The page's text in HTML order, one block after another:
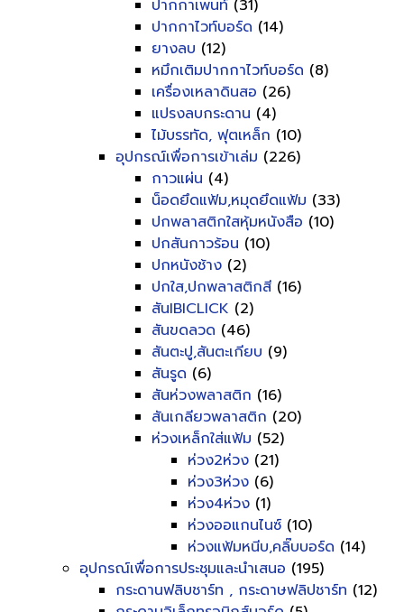
ปากกาเพนท์ (31)
ปากกาไวท์บอร์ด (14)
ยางลบ (12)
หมึกเติมปากกาไวท์บอร์ด (8)
เครื่องเหลาดินสอ (26)
แปรงลบกระดาน (4)
ไม้บรรทัด, ฟุตเหล็ก (10)
อุปกรณ์เพื่อการเข้าเล่ม (226)
กาวแผ่น (4)
น็อดยึดแฟ้ม,หมุดยึดแฟ้ม (33)
ปกพลาสติกใสหุ้มหนังสือ (10)
ปกสันกาวร้อน (10)
ปกหนังช้าง (2)
ปกใส,ปกพลาสติกสี (16)
สันIBICLICK (2)
สันขดลวด (46)
สันตะปู,สันตะเกียบ (9)
สันรูด (6)
สันห่วงพลาสติก (16)
สันเกลียวพลาสติก (20)
ห่วงเหล็กใส่แฟ้ม (52)
ห่วง2ห่วง (21)
ห่วง3ห่วง (6)
ห่วง4ห่วง (1)
ห่วงออแกนไนซ์ (10)
ห่วงแฟ้มหนีบ,คลิ๊บบอร์ด (14)
อุปกรณ์เพื่อการประชุมและนำเสนอ (195)
กระดานฟลิบชาร์ท , กระดาษฟลิปชาร์ท (12)